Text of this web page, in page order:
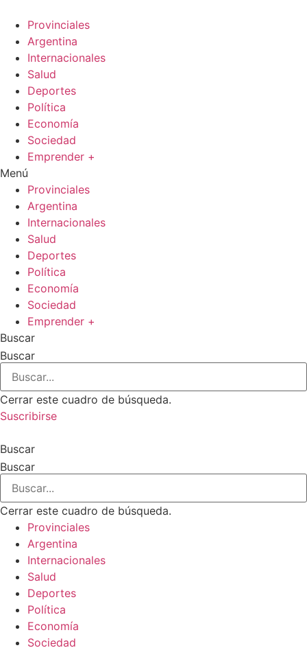
contenido
Provinciales
Argentina
Internacionales
Salud
Deportes
Política
Economía
Sociedad
Emprender +
Menú
Provinciales
Argentina
Internacionales
Salud
Deportes
Política
Economía
Sociedad
Emprender +
Buscar
Buscar
Cerrar este cuadro de búsqueda.
Suscribirse
Buscar
Buscar
Cerrar este cuadro de búsqueda.
Provinciales
Argentina
Internacionales
Salud
Deportes
Política
Economía
Sociedad